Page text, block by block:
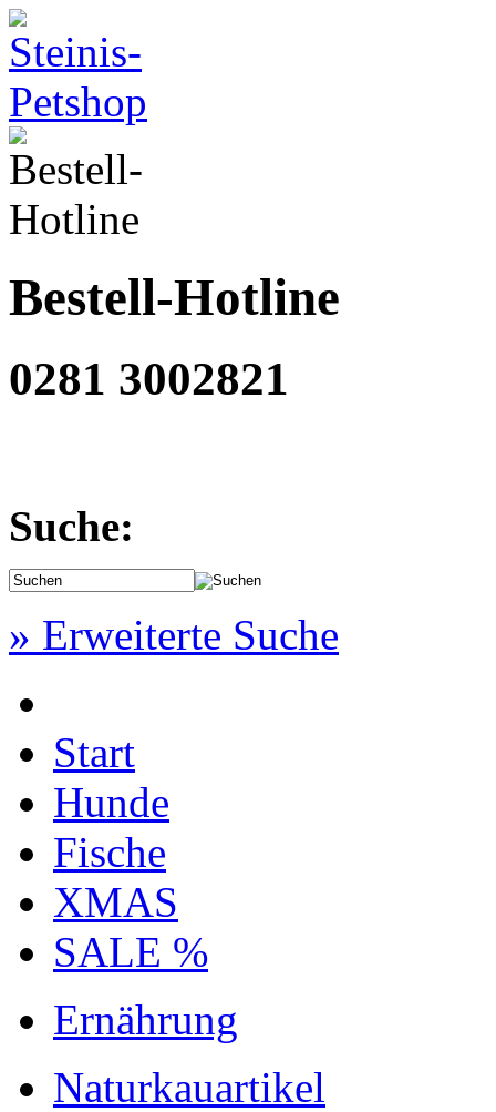
Bestell-Hotline
0281 3002821
Suche:
» Erweiterte Suche
Start
Hunde
Fische
XMAS
SALE %
Ernährung
Naturkauartikel